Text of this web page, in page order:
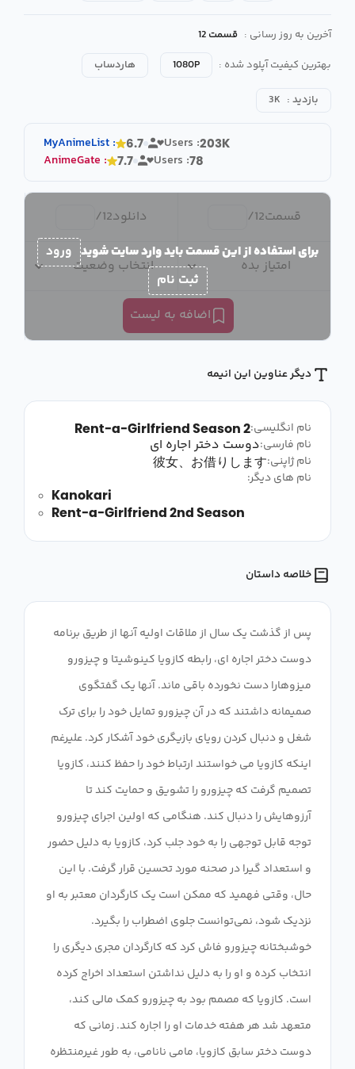
آخرین به روز رسانی : قسمت 12
بهترین کیفیت آپلود شده :
1080P هاردساب
بازدید : 3K
MyAnimeList : 6.7 Users :203K
AnimeGate : 7.7 Users :78
قسمت12
/ دانلود12
/
امتیاز بده انتخاب وضعیت
اضافه به لیست
برای استفاده از این قسمت باید وارد سایت شوید ورود
ثبت نام
دیگر عناوین این انیمه
نام انگلیسی:Rent-a-Girlfriend Season 2
نام فارسی:دوست دختر اجاره ای
نام ژاپنی:彼女、お借りします
نام های دیگر:
Kanokari
Rent-a-Girlfriend 2nd Season
خلاصه داستان
پس از گذشت یک سال از ملاقات اولیه آنها از طریق برنامه
دوست دختر اجاره ای، رابطه کازویا کینوشیتا و چیزورو
میزوهارا دست نخورده باقی ماند. آنها یک گفتگوی
صمیمانه داشتند که در آن چیزورو تمایل خود را برای ترک
شغل و دنبال کردن رویای بازیگری خود آشکار کرد. علیرغم
اینکه کازویا می خواستند ارتباط خود را حفظ کنند، کازویا
تصمیم گرفت که چیزورو را تشویق و حمایت کند تا
آرزوهایش را دنبال کند. هنگامی که اولین اجرای چیزورو
توجه قابل توجهی را به خود جلب کرد، کازویا به دلیل حضور
و استعداد گیرا در صحنه مورد تحسین قرار گرفت. با این
حال، وقتی فهمید که ممکن است یک کارگردان معتبر به او
نزدیک شود، نمی‌توانست جلوی اضطراب را بگیرد.
خوشبختانه چیزورو فاش کرد که کارگردان مجری دیگری را
انتخاب کرده و او را به دلیل نداشتن استعداد اخراج کرده
است. کازویا که مصمم بود به چیزورو کمک مالی کند،
متعهد شد هر هفته خدمات او را اجاره کند. زمانی که
دوست دختر سابق کازویا، مامی نانامی، به طور غیرمنتظره